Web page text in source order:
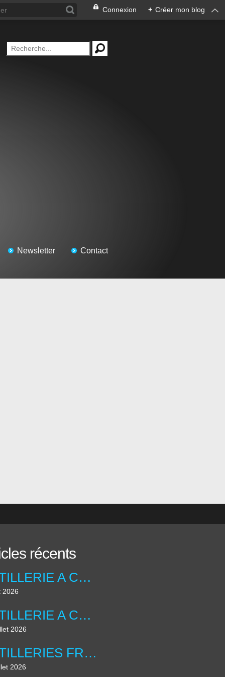
Connexion + Créer mon blog
Newsletter Contact
récents
ARTILLERIE A CHEVAL ANGLAISE ....UNIFORMOLOGIE
2026
ARTILLERIE A CHEVAL ANGLAISE ...
2026
ARTILLERIES FRANCAISE , LES DIORAMAS ....
2026